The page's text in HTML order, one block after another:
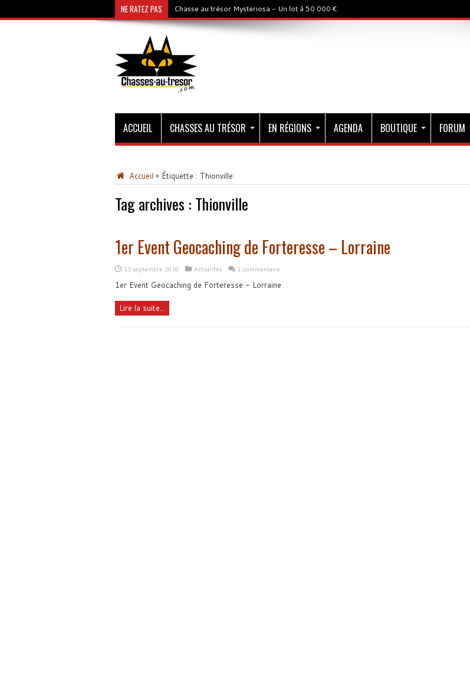
NE RATEZ PAS Chasse au trésor Mysteriosa - Un lot à 50 000 €
ACCUEIL CHASSES AU TRÉSOR EN RÉGIONS AGENDA BOUTIQUE FORUM
Accueil » Étiquette : Thionville
Tag archives : Thionville
1er Event Geocaching de Forteresse – Lorraine
13 septembre 2010 Actualités 1 commentaire
1er Event Geocaching de Forteresse - Lorraine
Lire la suite...